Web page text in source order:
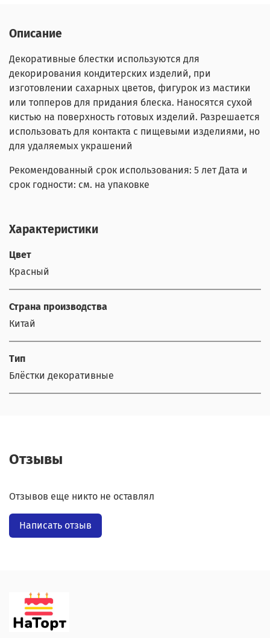
Описание
Декоративные блестки используются для
декорирования кондитерских изделий, при
изготовлении сахарных цветов, фигурок из мастики
или топперов для придания блеска. Наносятся сухой
кистью на поверхность готовых изделий. Разрешается
использовать для контакта с пищевыми изделиями, но
для удаляемых украшений
Рекомендованный срок использования: 5 лет Дата и
срок годности: см. на упаковке
Характеристики
Цвет
Красный
Страна производства
Китай
Тип
Блёстки декоративные
Отзывы
Отзывов еще никто не оставлял
Написать отзыв